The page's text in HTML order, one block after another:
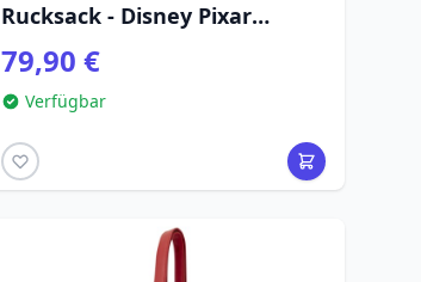
Rucksack - Disney Pixar
Loungefly Die Monster AG
79,90 €
Verfügbar